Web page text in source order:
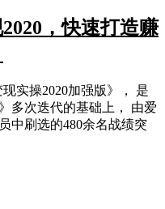
，快速打造赚
实操2020加强版》， 是
多次迭代的基础上， 由爱
中刷选的480余名战绩突